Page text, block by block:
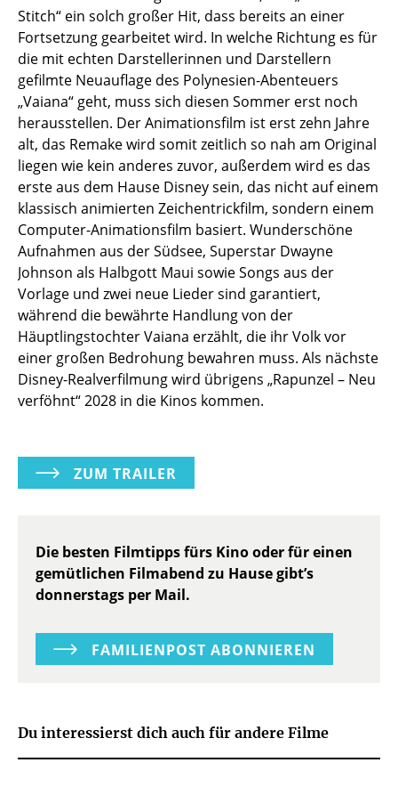
Stitch“ ein solch großer Hit, dass bereits an einer
Fortsetzung gearbeitet wird. In welche Richtung es für
die mit echten Darstellerinnen und Darstellern
gefilmte Neuauflage des Polynesien-Abenteuers
„Vaiana“ geht, muss sich diesen Sommer erst noch
herausstellen. Der Animationsfilm ist erst zehn Jahre
alt, das Remake wird somit zeitlich so nah am Original
liegen wie kein anderes zuvor, außerdem wird es das
erste aus dem Hause Disney sein, das nicht auf einem
klassisch animierten Zeichentrickfilm, sondern einem
Computer-Animationsfilm basiert. Wunderschöne
Aufnahmen aus der Südsee, Superstar Dwayne
Johnson als Halbgott Maui sowie Songs aus der
Vorlage und zwei neue Lieder sind garantiert,
während die bewährte Handlung von der
Häuptlingstochter Vaiana erzählt, die ihr Volk vor
einer großen Bedrohung bewahren muss. Als nächste
Disney-Realverfilmung wird übrigens „Rapunzel – Neu
verföhnt“ 2028 in die Kinos kommen.
ZUM TRAILER
Die besten Filmtipps fürs Kino oder für einen
gemütlichen Filmabend zu Hause gibt’s
donnerstags per Mail.
FAMILIENPOST ABONNIEREN
Du interessierst dich auch für andere Filme